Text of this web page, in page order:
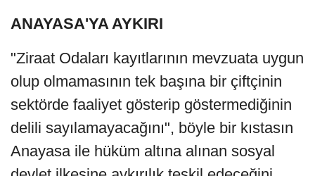
ANAYASA'YA AYKIRI
"Ziraat Odaları kayıtlarının mevzuata uygun
olup olmamasının tek başına bir çiftçinin
sektörde faaliyet gösterip göstermediğinin
delili sayılamayacağını", böyle bir kıstasın
Anayasa ile hüküm altına alınan sosyal